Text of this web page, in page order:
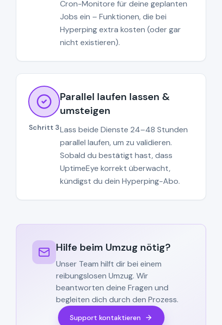
Cron-Monitore für deine geplanten
Jobs ein – Funktionen, die bei
Hyperping extra kosten (oder gar
nicht existieren).
Schritt 3
Parallel laufen lassen &
umsteigen
Lass beide Dienste 24–48 Stunden
parallel laufen, um zu validieren.
Sobald du bestätigt hast, dass
UptimeEye korrekt überwacht,
kündigst du dein Hyperping-Abo.
Hilfe beim Umzug nötig?
Unser Team hilft dir bei einem
reibungslosen Umzug. Wir
beantworten deine Fragen und
begleiten dich durch den Prozess.
Support kontaktieren